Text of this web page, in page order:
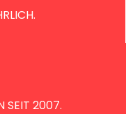
SEIT 2007.